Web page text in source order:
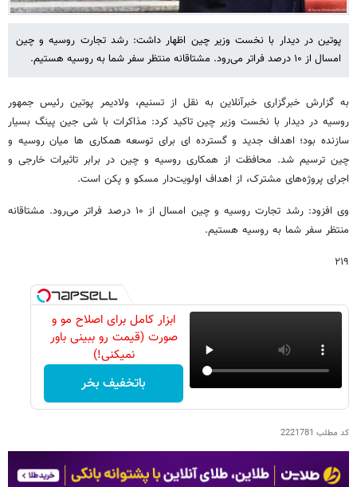
پوتین در دیدار با نخست وزیر چین اظهار داشت:‌ رشد تجارت روسیه و چین
امسال از ۱۰ درصد فراتر می‌رود. مشتاقانه منتظر سفر شما به روسیه هستیم.
به گزارش خبرگزاری خبرآنلاین به نقل از تسنیم، ولادیمر پوتین رئیس جمهور
روسیه در دیدار با نخست وزیر چین تاکید کرد: مذاکرات با شی جین پینگ بسیار
سازنده بود؛ اهداف جدید و گسترده ای برای توسعه همکاری ها میان روسیه و
چین ترسیم شد. محافظت از همکاری روسیه و چین در برابر تاثیرات خارجی و
اجرای پروژه‌های مشترک، از اهداف اولویت‌دار مسکو و پکن است.
وی افزود:‌ رشد تجارت روسیه و چین امسال از ۱۰ درصد فراتر می‌رود. مشتاقانه
منتظر سفر شما به روسیه هستیم.
۲۱۹
ابزار کامل برای اصلاح مو و
صورت (قیمت رو ببینی باور
نمیکنی!)
باتخفیف بخر
کد مطلب 2221781